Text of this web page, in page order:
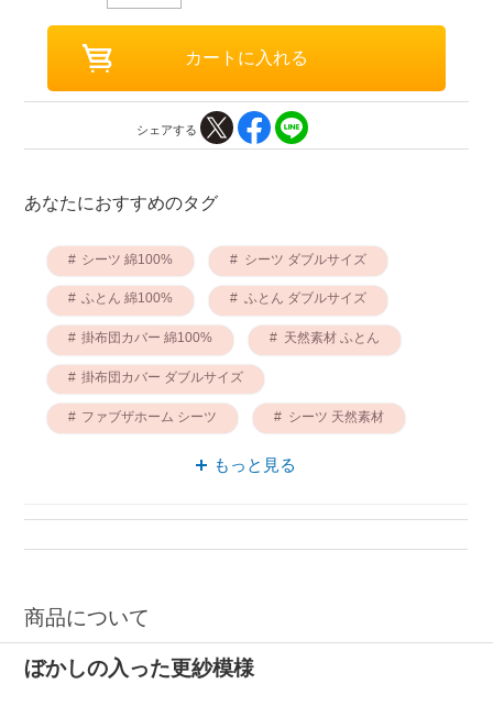
シェアする
あなたにおすすめのタグ
シーツ 綿100% シーツ ダブルサイズ
ふとん 綿100% ふとん ダブルサイズ
掛布団カバー 綿100% 天然素材 ふとん
掛布団カバー ダブルサイズ
ファブザホーム シーツ シーツ 天然素材
掛布団カバー サイドファスナー
もっと見る
商品について
ぼかしの入った更紗模様